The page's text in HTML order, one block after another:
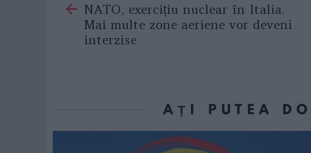
moreNATO, exercițiu nuclear în Italia.
Mai multe zone aeriene vor deveni
interzise
AȚI PUTEA